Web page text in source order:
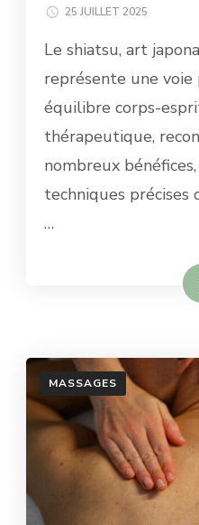
25 JUILLET 2025
Le shiatsu, art
représente une
équilibre corps-
thérapeutique,
nombreux
techniques précises
…
Lire la
MASSAGES